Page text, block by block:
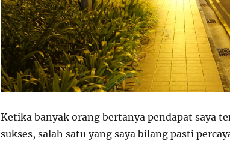
Ketika banyak orang bertanya pendapat saya
sukses, salah satu yang saya bilang pasti